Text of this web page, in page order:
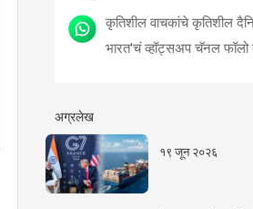
कृतिशील वाचकांचे कृतिशील
भारत'चं व्हॉट्सअप चॅनल फॉलो
अग्रलेख
१९ जून २०२६